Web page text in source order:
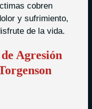
cobren
y sufrimiento,
de la vida.
Agresión